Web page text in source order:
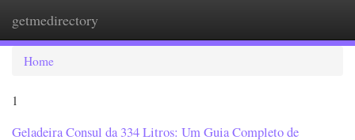
getmedirectory
Home
1
Geladeira Consul da 334 Litros: Um Guia Completo de